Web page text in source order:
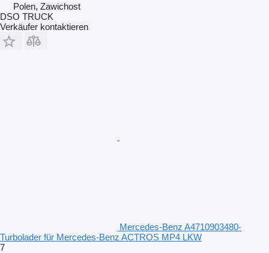
Polen, Zawichost
DSO TRUCK
Verkäufer kontaktieren
Mercedes-Benz A4710903480-
Turbolader für Mercedes-Benz ACTROS MP4 LKW
7